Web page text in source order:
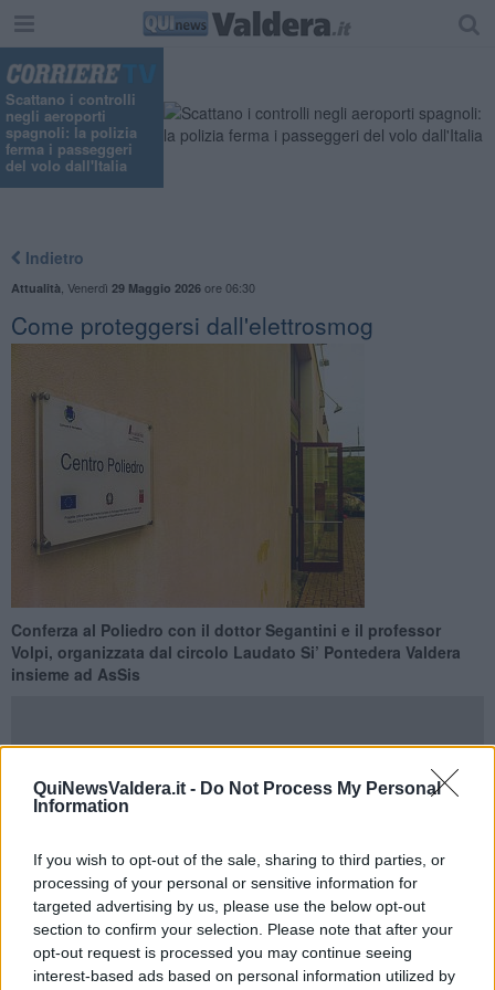
QuiNewsValdera.it - Do Not Process My Personal
Information
If you wish to opt-out of the sale, sharing to third parties, or
processing of your personal or sensitive information for
targeted advertising by us, please use the below opt-out
section to confirm your selection. Please note that after your
opt-out request is processed you may continue seeing
interest-based ads based on personal information utilized by
Scattano i controlli
negli aeroporti
spagnoli: la polizia
ferma i passeggeri
del volo dall'Italia
Indietro
Attualità Venerdì 29 Maggio 2026ore 06:30
Come proteggersi dall'elettrosmog
Conferza al Poliedro con il dottor Segantini e il professor
Volpi, organizzata dal circolo Laudato Si’ Pontedera Valdera
insieme ad AsSis
PONTEDERA —
normato adeguatamente. Èl'inquinamento da radiazioni
elettromagnetiche: 5g,radio, wi-fi, bluetooth. Ma quali sono i loro
effetti sulle cellule degli organismi viventi? Quali i limiti cautelativi di
esposizione, che sono stati innalzati nel 2023, aumentando i fattori
di rischio?
È a queste domande, e magari ad altre chesabato 30